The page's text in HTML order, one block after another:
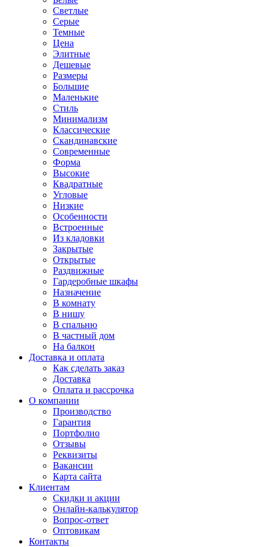
Светлые
Серые
Темные
Цена
Элитные
Дешевые
Размеры
Большие
Маленькие
Стиль
Минимализм
Классические
Скандинавские
Современные
Форма
Высокие
Квадратные
Угловые
Низкие
Особенности
Встроенные
Из кладовки
Закрытые
Открытые
Раздвижные
Гардеробные шкафы
Назначение
В комнату
В нишу
В спальню
В частный дом
На балкон
Доставка и оплата
Как сделать заказ
Доставка
Оплата и рассрочка
О компании
Производство
Гарантия
Портфолио
Отзывы
Реквизиты
Вакансии
Карта сайта
Клиентам
Скидки и акции
Онлайн-калькулятор
Вопрос-ответ
Оптовикам
Контакты